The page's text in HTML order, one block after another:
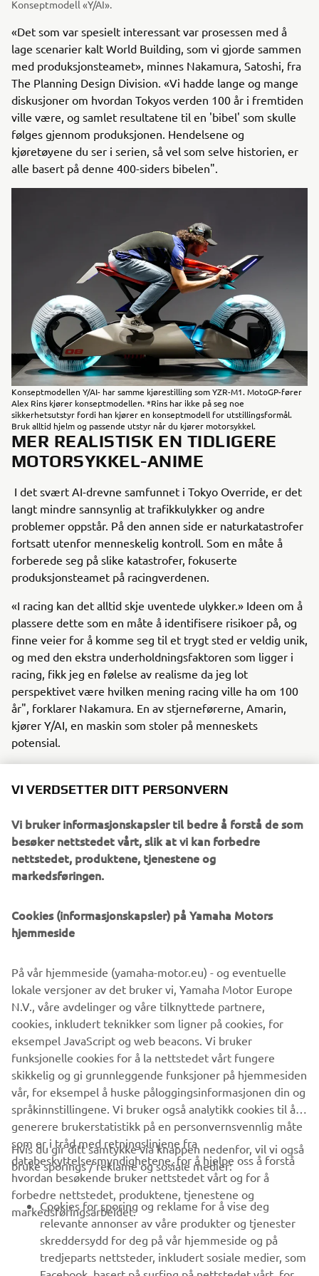
Konseptmodell «Y/AI».
«Det som var spesielt interessant var prosessen med å
lage scenarier kalt World Building, som vi gjorde sammen
med produksjonsteamet», minnes Nakamura, Satoshi, fra
The Planning Design Division. «Vi hadde lange og mange
diskusjoner om hvordan Tokyos verden 100 år i fremtiden
ville være, og samlet resultatene til en 'bibel' som skulle
følges gjennom produksjonen. Hendelsene og
kjøretøyene du ser i serien, så vel som selve historien, er
alle basert på denne 400-siders bibelen".
Konseptmodellen Y/AI- har samme kjørestilling som YZR-M1. MotoGP-fører
Alex Rins kjører konseptmodellen. *Rins har ikke på seg noe
sikkerhetsutstyr fordi han kjører en konseptmodell for utstillingsformål.
Bruk alltid hjelm og passende utstyr når du kjører motorsykkel.
MER REALISTISK EN TIDLIGERE
MOTORSYKKEL-ANIME
I det svært AI-drevne samfunnet i Tokyo Override, er det
langt mindre sannsynlig at trafikkulykker og andre
problemer oppstår. På den annen side er naturkatastrofer
fortsatt utenfor menneskelig kontroll. Som en måte å
forberede seg på slike katastrofer, fokuserte
produksjonsteamet på racingverdenen.
«I racing kan det alltid skje uventede ulykker.» Ideen om å
plassere dette som en måte å identifisere risikoer på, og
finne veier for å komme seg til et trygt sted er veldig unik,
og med den ekstra underholdningsfaktoren som ligger i
racing, fikk jeg en følelse av realisme da jeg lot
perspektivet være hvilken mening racing ville ha om 100
år", forklarer Nakamura. En av stjerneførerne, Amarin,
kjører Y/AI, en maskin som stoler på menneskets
potensial.
fremtidige motorsykkelens design har den samme
formen på sykkelen balanserer mellom avansert design og
produktdesign. En konseptmodell i full størrelse av Y/AI
ble også bygget og skal etter planen avdukes på Motor
Expo 2024 i Thailand i slutten av november.
teknologien og menneskets verdi 100 år inn i fremtiden,
som vi skapte i World Building-bibelen. Hvis du ser på
henger sammen, kan du finne det enda mer interessant,
sier Nakamura. «Jeg vet ikke slutten ennå. Som seer vil
jeg virkelig fordype meg i verdenen og historien når jeg
ser den.»
LES MER OM PROSJEKTET
VIRKSOMHET
B2B
UTFORSK YAMAHA
VI VERDSETTER DITT PERSONVERN
Vi bruker informasjonskapsler til bedre å forstå de som
besøker nettstedet vårt, slik at vi kan forbedre
nettstedet, produktene, tjenestene og
markedsføringen.
Cookies (informasjonskapsler) på Yamaha Motors
hjemmeside
På vår hjemmeside (yamaha-motor.eu) - og eventuelle
lokale versjoner av det bruker vi, Yamaha Motor Europe
N.V., våre avdelinger og våre tilknyttede partnere,
cookies, inkludert teknikker som ligner på cookies, for
eksempel JavaScript og web beacons. Vi bruker
funksjonelle cookies for å la nettstedet vårt fungere
skikkelig og gi grunnleggende funksjoner på hjemmesiden
vår, for eksempel å huske påloggingsinformasjonen din og
språkinnstillingene. Vi bruker også analytikk cookies til å
generere brukerstatistikk på en personvernsvennlig måte
som er i tråd med retningslinjene fra
databeskyttelsesmyndighetene, for å hjelpe oss å forstå
hvordan besøkende bruker nettstedet vårt og for å
forbedre nettstedet, produktene, tjenestene og
markedsføringsarbeidet.
Hvis du gir ditt samtykke via knappen nedenfor, vil vi også
bruke sporings / reklame og sosiale medier:
Cookies for sporing og reklame for å vise deg
relevante annonser av våre produkter og tjenester
skreddersydd for deg på vår hjemmeside og på
tredjeparts nettsteder, inkludert sosiale medier, som